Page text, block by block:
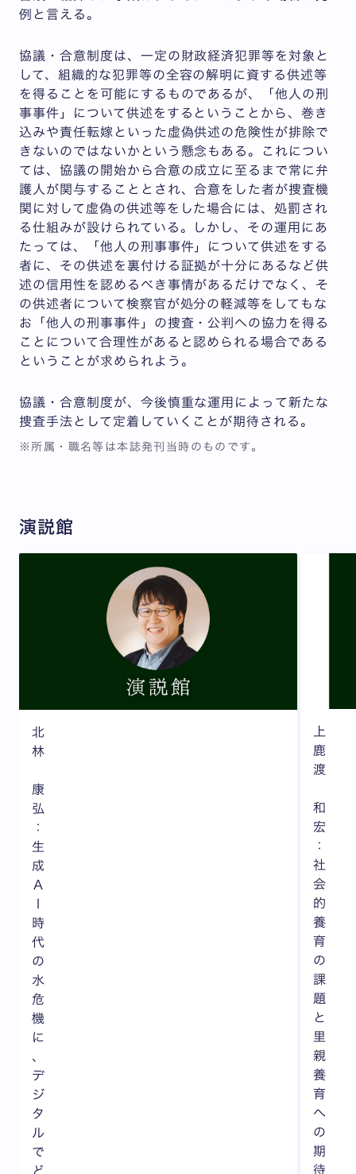
例と言える。
協議・合意制度は、一定の財政経済犯罪等を対象と
して、組織的な犯罪等の全容の解明に資する供述等
を得ることを可能にするものであるが、「他人の刑
事事件」について供述をするということから、巻き
込みや責任転嫁といった虚偽供述の危険性が排除で
きないのではないかという懸念もある。これについ
ては、協議の開始から合意の成立に至るまで常に弁
護人が関与することとされ、合意をした者が捜査機
関に対して虚偽の供述等をした場合には、処罰され
る仕組みが設けられている。しかし、その運用にあ
たっては、「他人の刑事事件」について供述をする
者に、その供述を裏付ける証拠が十分にあるなど供
述の信用性を認めるべき事情があるだけでなく、そ
の供述者について検察官が処分の軽減等をしてもな
お「他人の刑事事件」の捜査・公判への協力を得る
ことについて合理性があると認められる場合である
ということが求められよう。
協議・合意制度が、今後慎重な運用によって新たな
捜査手法として定着していくことが期待される。
※所属・職名等は本誌発刊当時のものです。
演説館
北
林
康
弘
：
生
成
Ａ
Ｉ
時
代
の
水
危
機
に
、
デ
ジ
タ
ル
で
ど
上
鹿
渡
和
宏
：
社
会
的
養
育
の
課
題
と
里
親
養
育
へ
の
期
待